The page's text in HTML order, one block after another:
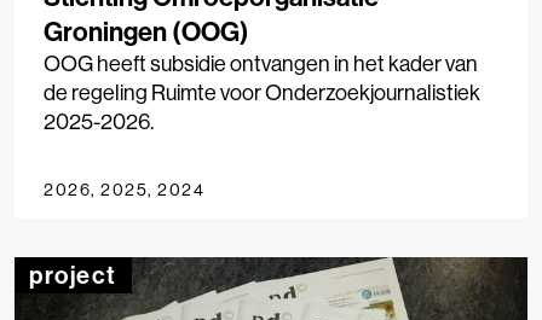
Groningen (OOG)
OOG heeft subsidie ontvangen in het kader van
de regeling Ruimte voor Onderzoekjournalistiek
2025-2026.
2026, 2025, 2024
project